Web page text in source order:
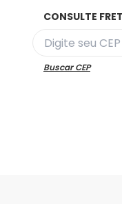
CONSULTE
Buscar CEP